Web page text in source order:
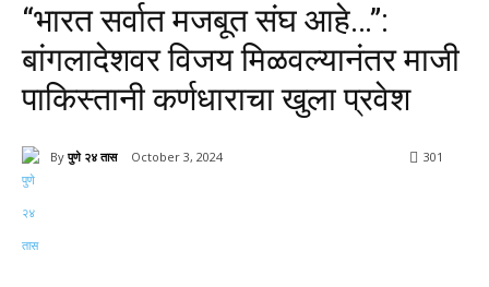
तास
“भारत सर्वात मजबूत संघ आहे…”:
बांगलादेशवर विजय मिळवल्यानंतर माजी
पाकिस्तानी कर्णधाराचा खुला प्रवेश
By पुणे २४ तास October 3, 2024 301